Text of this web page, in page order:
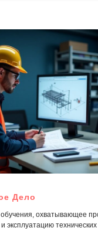
Дело
охватывающее
эксплуатацию